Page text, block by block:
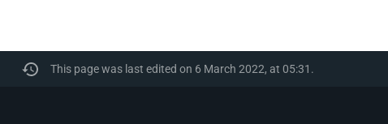
This page was last edited on 6 March 2022, at 05:31.